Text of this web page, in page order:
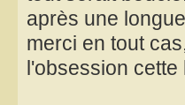
après une
merci en tout
l'obsession cette